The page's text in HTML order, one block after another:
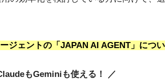
ジェントの「JAPAN AI AGENT」につい
もGeminiも使える！ ／